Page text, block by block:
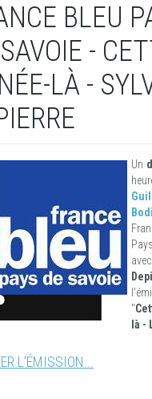
BLEU
-
LÀ -
Un
"
là -
L'ÉMISSION...